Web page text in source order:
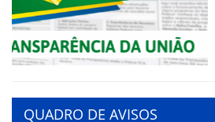
QUADRO DE AVISOS